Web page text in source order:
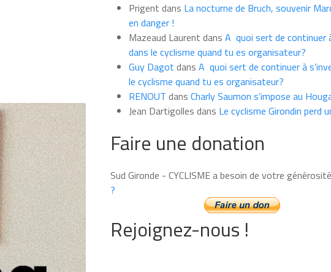
moisPrigent dans La nocturne de Bruch, souvenir
en danger !
Mazeaud Laurent dans A quoi sert de continuer
dans le cyclisme quand tu es organisateur?
Guy Dagot dans A quoi sert de continuer à
le cyclisme quand tu es organisateur?
RENOUT dans Charly Saumon s’impose au
Jean Dartigolles dans Le cyclisme Girondin perd
Faire une donation
Sud Gironde - CYCLISME a besoin de votre
?
Rejoignez-nous !